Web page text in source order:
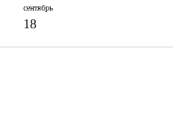
сентябрь
18